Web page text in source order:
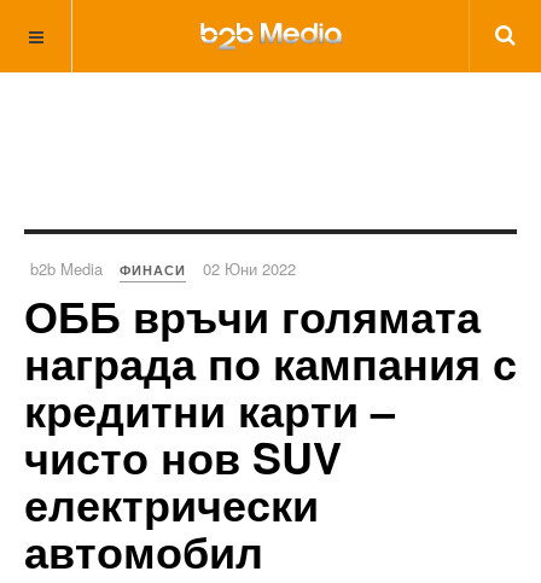
b2b Media ФИНАСИ 02 Юни 2022
ОББ връчи голямата
награда по кампания с
кредитни карти –
чисто нов SUV
електрически
автомобил